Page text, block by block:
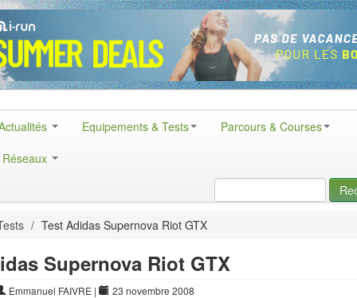
Equipements & Tests
Parcours & Courses
/ Test Adidas Supernova Riot GTX
Supernova Riot GTX
Emmanuel FAIVRE | 23 novembre 2008